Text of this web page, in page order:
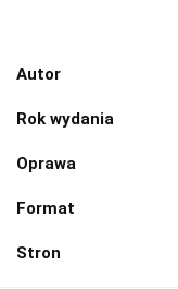
Autor
Rok wydania
Oprawa
Format
Stron